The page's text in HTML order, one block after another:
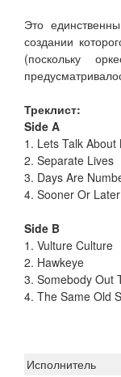
Это
создании
(поскольку
Треклист:
Side A
1. Lets Talk About
2. Separate Lives
3. Days Are
4. Sooner Or Later
Side B
1. Vulture Culture
2. Hawkeye
3. Somebody Out
4. The Same Old
Исполнитель